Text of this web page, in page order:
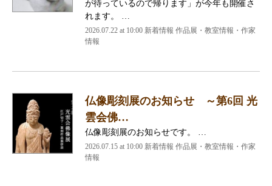
が待っているので帰ります」が今年も開催さ
れます。 …
2026.07.22 at 10:00 新着情報 作品展・教室情報・作家
情報
仏像彫刻展のお知らせ ～第6回 光
雲会佛…
仏像彫刻展のお知らせです。 …
2026.07.15 at 10:00 新着情報 作品展・教室情報・作家
情報